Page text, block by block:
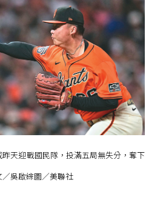
天迎戰國民隊，投滿五局無失分，奪下
吳啟綜圖／美聯社